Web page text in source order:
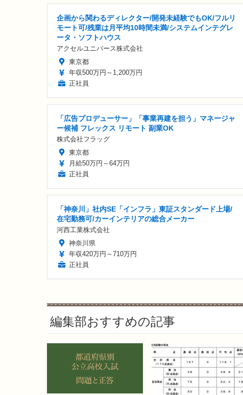
企画から関わるディレクター/開発未経験でもOK/フルリ
モート可/残業は月平均10時間未満/システムインテグレ
ータ・ソフトハウス
アクセルユニバース株式会社
東京都
年収500万円～1,200万円
正社員
「広告プロデューサー」「事業再建を担う」マネージャ
ー候補 フレックス リモート 副業OK
株式会社フラッグ
東京都
月給50万円～64万円
正社員
「神奈川」社内SE「インフラ」東証スタンダード上場/
在宅勤務可/カーインテリアの総合メーカー
河西工業株式会社
神奈川県
年収420万円～710万円
正社員
編集部おすすめの記事